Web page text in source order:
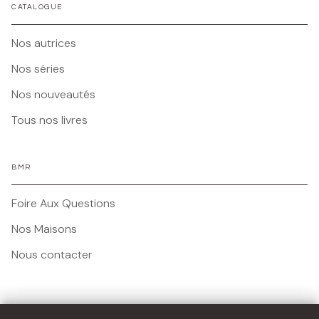
CATALOGUE
Nos autrices
Nos séries
Nos nouveautés
Tous nos livres
BMR
Foire Aux Questions
Nos Maisons
Nous contacter